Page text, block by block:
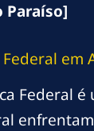
em
Federal